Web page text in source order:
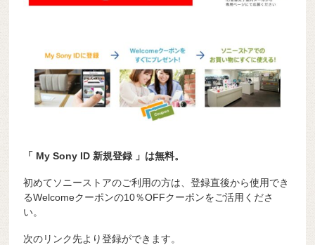
「 My Sony ID 新規登録 」は無料。
初めてソニーストアのご利用の方は、登録直後から使用でき
るWelcomeクーポンの10％OFFクーポンをご活用くださ
い。
次のリンク先より登録ができます。